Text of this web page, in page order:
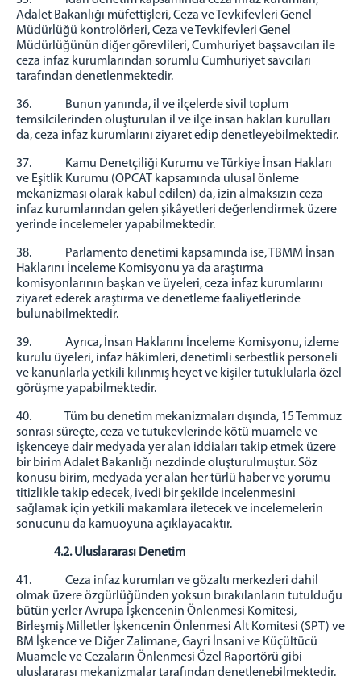
Adalet Bakanlığı müfettişleri, Ceza ve Tevkifevleri Genel
Müdürlüğü kontrolörleri, Ceza ve Tevkifevleri Genel
Müdürlüğünün diğer görevlileri, Cumhuriyet başsavcıları ile
ceza infaz kurumlarından sorumlu Cumhuriyet savcıları
tarafından denetlenmektedir.
36. Bunun yanında, il ve ilçelerde sivil toplum
temsilcilerinden oluşturulan il ve ilçe insan hakları kurulları
da, ceza infaz kurumlarını ziyaret edip denetleyebilmektedir.
37. Kamu Denetçiliği Kurumu ve Türkiye İnsan Hakları
ve Eşitlik Kurumu (OPCAT kapsamında ulusal önleme
mekanizması olarak kabul edilen) da, izin almaksızın ceza
infaz kurumlarından gelen şikâyetleri değerlendirmek üzere
yerinde incelemeler yapabilmektedir.
38. Parlamento denetimi kapsamında ise, TBMM İnsan
Haklarını İnceleme Komisyonu ya da araştırma
komisyonlarının başkan ve üyeleri, ceza infaz kurumlarını
ziyaret ederek araştırma ve denetleme faaliyetlerinde
bulunabilmektedir.
39. Ayrıca, İnsan Haklarını İnceleme Komisyonu, izleme
kurulu üyeleri, infaz hâkimleri, denetimli serbestlik personeli
ve kanunlarla yetkili kılınmış heyet ve kişiler tutuklularla özel
görüşme yapabilmektedir.
40. Tüm bu denetim mekanizmaları dışında, 15 Temmuz
sonrası süreçte, ceza ve tutukevlerinde kötü muamele ve
işkenceye dair medyada yer alan iddiaları takip etmek üzere
bir birim Adalet Bakanlığı nezdinde oluşturulmuştur. Söz
konusu birim, medyada yer alan her türlü haber ve yorumu
titizlikle takip edecek, ivedi bir şekilde incelenmesini
sağlamak için yetkili makamlara iletecek ve incelemelerin
sonucunu da kamuoyuna açıklayacaktır.
4.2. Uluslararası Denetim
41. Ceza infaz kurumları ve gözaltı merkezleri dahil
olmak üzere özgürlüğünden yoksun bırakılanların tutulduğu
bütün yerler Avrupa İşkencenin Önlenmesi Komitesi,
Birleşmiş Milletler İşkencenin Önlenmesi Alt Komitesi (SPT) ve
BM İşkence ve Diğer Zalimane, Gayri İnsani ve Küçültücü
Muamele ve Cezaların Önlenmesi Özel Raportörü gibi
uluslararası mekanizmalar tarafından denetlenebilmektedir.